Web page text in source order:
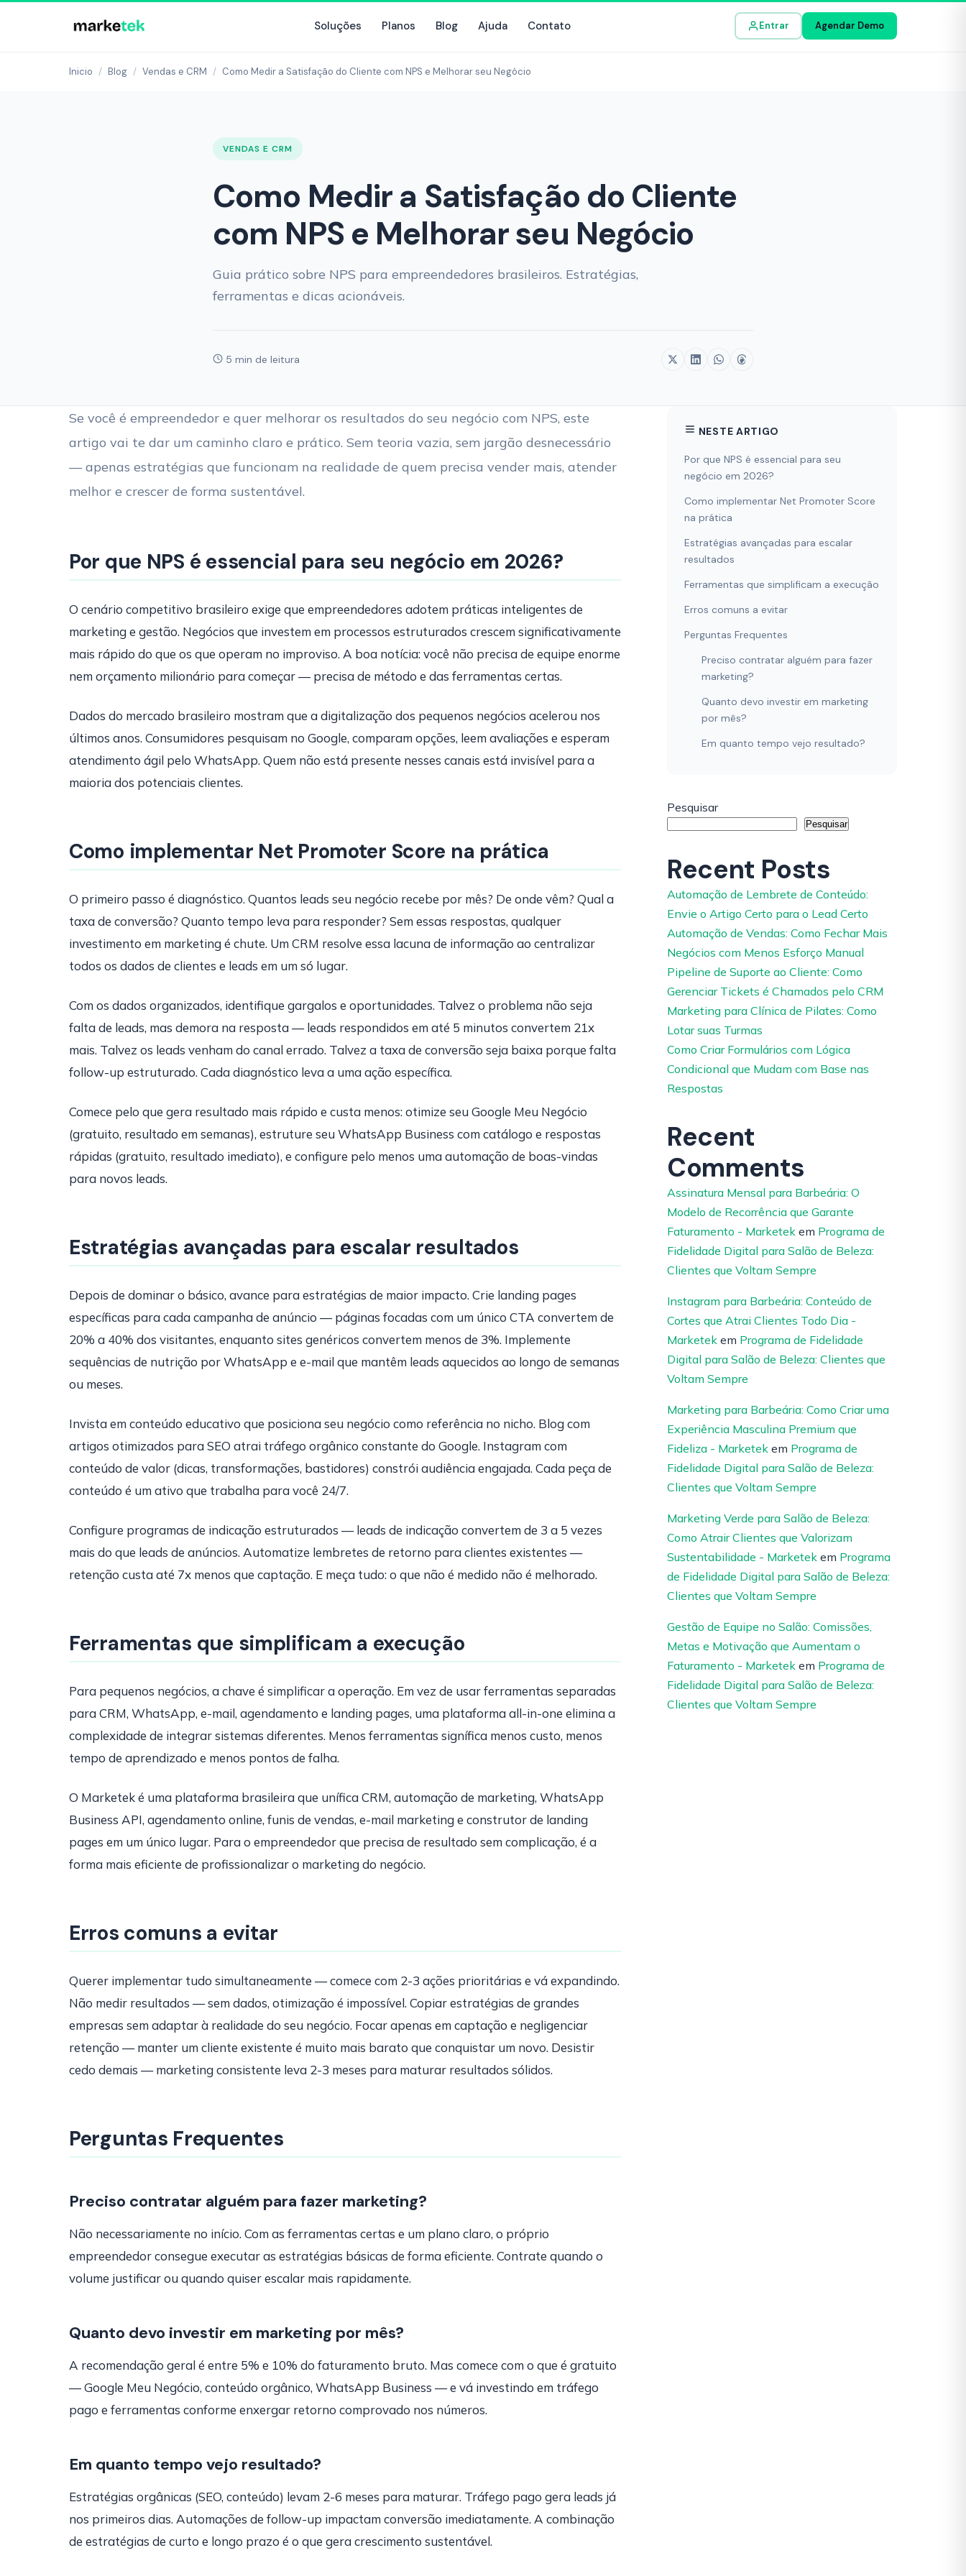
Soluções Planos Blog Ajuda Contato Entrar Agendar Demo
Inicio / Blog / Vendas e CRM / Como Medir a Satisfação do Cliente com NPS e Melhorar seu Negócio
VENDAS E CRM
Como Medir a Satisfação do Cliente
com NPS e Melhorar seu Negócio
Guia prático sobre NPS para empreendedores brasileiros. Estratégias,
ferramentas e dicas acionáveis.
5 min de leitura
Se você é empreendedor e quer melhorar os resultados do seu negócio com NPS, este
artigo vai te dar um caminho claro e prático. Sem teoria vazia, sem jargão desnecessário
— apenas estratégias que funcionam na realidade de quem precisa vender mais, atender
melhor e crescer de forma sustentável.
Por que NPS é essencial para seu negócio em 2026?
O cenário competitivo brasileiro exige que empreendedores adotem práticas inteligentes de
marketing e gestão. Negócios que investem em processos estruturados crescem significativamente
mais rápido do que os que operam no improviso. A boa notícia: você não precisa de equipe enorme
nem orçamento milionário para começar — precisa de método e das ferramentas certas.
Dados do mercado brasileiro mostram que a digitalização dos pequenos negócios acelerou nos
últimos anos. Consumidores pesquisam no Google, comparam opções, leem avaliações e esperam
atendimento ágil pelo WhatsApp. Quem não está presente nesses canais está invisível para a
maioria dos potenciais clientes.
Como implementar Net Promoter Score na prática
O primeiro passo é diagnóstico. Quantos leads seu negócio recebe por mês? De onde vêm? Qual a
taxa de conversão? Quanto tempo leva para responder? Sem essas respostas, qualquer
investimento em marketing é chute. Um CRM resolve essa lacuna de informação ao centralizar
todos os dados de clientes e leads em um só lugar.
Com os dados organizados, identifique gargalos e oportunidades. Talvez o problema não seja
falta de leads, mas demora na resposta — leads respondidos em até 5 minutos convertem 21x
mais. Talvez os leads venham do canal errado. Talvez a taxa de conversão seja baixa porque falta
follow-up estruturado. Cada diagnóstico leva a uma ação específica.
Comece pelo que gera resultado mais rápido e custa menos: otimize seu Google Meu Negócio
(gratuito, resultado em semanas), estruture seu WhatsApp Business com catálogo e respostas
rápidas (gratuito, resultado imediato), e configure pelo menos uma automação de boas-vindas
para novos leads.
Estratégias avançadas para escalar resultados
Depois de dominar o básico, avance para estratégias de maior impacto. Crie landing pages
específicas para cada campanha de anúncio — páginas focadas com um único CTA convertem de
20% a 40% dos visitantes, enquanto sites genéricos convertem menos de 3%. Implemente
sequências de nutrição por WhatsApp e e-mail que mantêm leads aquecidos ao longo de semanas
ou meses.
Invista em conteúdo educativo que posiciona seu negócio como referência no nicho. Blog com
artigos otimizados para SEO atrai tráfego orgânico constante do Google. Instagram com
conteúdo de valor (dicas, transformações, bastidores) constrói audiência engajada. Cada peça de
conteúdo é um ativo que trabalha para você 24/7.
Configure programas de indicação estruturados — leads de indicação convertem de 3 a 5 vezes
mais do que leads de anúncios. Automatize lembretes de retorno para clientes existentes —
retenção custa até 7x menos que captação. E meça tudo: o que não é medido não é melhorado.
Ferramentas que simplificam a execução
Para pequenos negócios, a chave é simplificar a operação. Em vez de usar ferramentas separadas
para CRM, WhatsApp, e-mail, agendamento e landing pages, uma plataforma all-in-one elimina a
complexidade de integrar sistemas diferentes. Menos ferramentas signífica menos custo, menos
tempo de aprendizado e menos pontos de falha.
O Marketek é uma plataforma brasileira que unífica CRM, automação de marketing, WhatsApp
Business API, agendamento online, funis de vendas, e-mail marketing e construtor de landing
pages em um único lugar. Para o empreendedor que precisa de resultado sem complicação, é a
forma mais eficiente de profissionalizar o marketing do negócio.
Erros comuns a evitar
Querer implementar tudo simultaneamente — comece com 2-3 ações prioritárias e vá expandindo.
Não medir resultados — sem dados, otimização é impossível. Copiar estratégias de grandes
empresas sem adaptar à realidade do seu negócio. Focar apenas em captação e negligenciar
retenção — manter um cliente existente é muito mais barato que conquistar um novo. Desistir
cedo demais — marketing consistente leva 2-3 meses para maturar resultados sólidos.
Perguntas Frequentes
Preciso contratar alguém para fazer marketing?
Não necessariamente no início. Com as ferramentas certas e um plano claro, o próprio
empreendedor consegue executar as estratégias básicas de forma eficiente. Contrate quando o
volume justificar ou quando quiser escalar mais rapidamente.
Quanto devo investir em marketing por mês?
A recomendação geral é entre 5% e 10% do faturamento bruto. Mas comece com o que é gratuito
— Google Meu Negócio, conteúdo orgânico, WhatsApp Business — e vá investindo em tráfego
pago e ferramentas conforme enxergar retorno comprovado nos números.
Em quanto tempo vejo resultado?
Estratégias orgânicas (SEO, conteúdo) levam 2-6 meses para maturar. Tráfego pago gera leads já
nos primeiros dias. Automações de follow-up impactam conversão imediatamente. A combinação
de estratégias de curto e longo prazo é o que gera crescimento sustentável.
NESTE ARTIGO
Por que NPS é essencial para seu
negócio em 2026?
Como implementar Net Promoter Score
na prática
Estratégias avançadas para escalar
resultados
Ferramentas que simplificam a execução
Erros comuns a evitar
Perguntas Frequentes
Preciso contratar alguém para fazer
marketing?
Quanto devo investir em marketing
por mês?
Em quanto tempo vejo resultado?
Pesquisar
Pesquisar
Recent Posts
Automação de Lembrete de Conteúdo:
Envie o Artigo Certo para o Lead Certo
Automação de Vendas: Como Fechar Mais
Negócios com Menos Esforço Manual
Pipeline de Suporte ao Cliente: Como
Gerenciar Tickets é Chamados pelo CRM
Marketing para Clínica de Pilates: Como
Lotar suas Turmas
Como Criar Formulários com Lógica
Condicional que Mudam com Base nas
Respostas
Recent
Comments
Assinatura Mensal para Barbeária: O
Modelo de Recorrência que Garante
Faturamento - Marketek em Programa de
Fidelidade Digital para Salão de Beleza:
Clientes que Voltam Sempre
Instagram para Barbeária: Conteúdo de
Cortes que Atrai Clientes Todo Dia -
Marketek em Programa de Fidelidade
Digital para Salão de Beleza: Clientes que
Voltam Sempre
Marketing para Barbeária: Como Criar uma
Experiência Masculina Premium que
Fideliza - Marketek em Programa de
Fidelidade Digital para Salão de Beleza:
Clientes que Voltam Sempre
Marketing Verde para Salão de Beleza:
Como Atrair Clientes que Valorizam
Sustentabilidade - Marketek em Programa
de Fidelidade Digital para Salão de Beleza:
Clientes que Voltam Sempre
Gestão de Equipe no Salão: Comissões,
Metas e Motivação que Aumentam o
Faturamento - Marketek em Programa de
Fidelidade Digital para Salão de Beleza:
Clientes que Voltam Sempre